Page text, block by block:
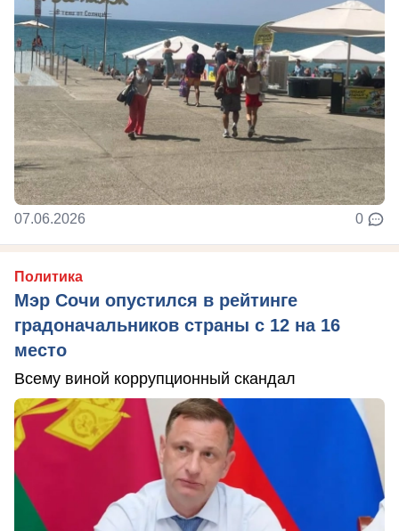
07.06.2026 0
Политика
Мэр Сочи опустился в рейтинге
градоначальников страны с 12 на 16
место
Всему виной коррупционный скандал